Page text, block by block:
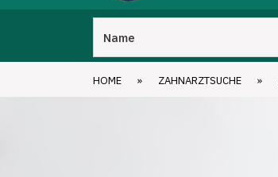
HOME » ZAHNARZTSUCHE »